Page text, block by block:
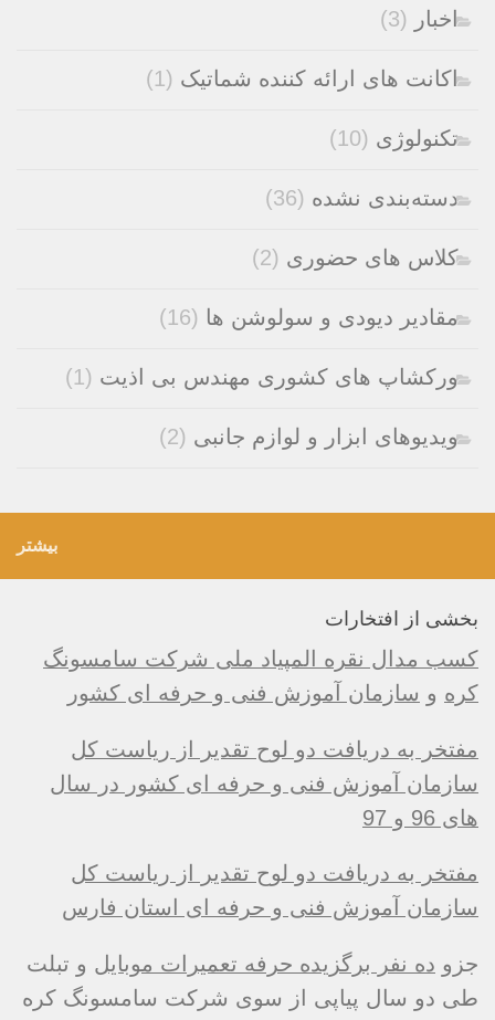
اخبار (3)
اکانت های ارائه کننده شماتیک (1)
تکنولوژی (10)
دسته‌بندی نشده (36)
کلاس های حضوری (2)
مقادیر دیودی و سولوشن ها (16)
ورکشاپ های کشوری مهندس بی اذیت (1)
ویدیوهای ابزار و لوازم جانبی (2)
بیشتر
بخشی از افتخارات
کسب مدال نقره المپیاد ملی شرکت سامسونگ
کره و سازمان آموزش فنی و حرفه ای کشور
مفتخر به دریافت دو لوح تقدیر از ریاست کل
سازمان آموزش فنی و حرفه ای کشور در سال
های 96 و 97
مفتخر به دریافت دو لوح تقدیر از ریاست کل
سازمان آموزش فنی و حرفه ای استان فارس
جزو ده نفر برگزیده حرفه تعمیرات موبایل و تبلت
طی دو سال پیاپی از سوی شرکت سامسونگ کره